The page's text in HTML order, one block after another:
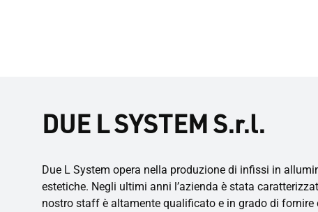
DUE L SYSTEM S.r.l.
Due L System opera nella produzione di infissi in
estetiche. Negli ultimi anni l’azienda è stata
nostro staff è altamente qualificato e in grado di fornire